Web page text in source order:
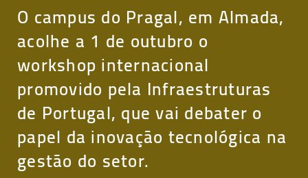
O campus do Pragal, em Almada,
acolhe a 1 de outubro o
workshop internacional
promovido pela Infraestruturas
de Portugal, que vai debater o
papel da inovação tecnológica na
gestão do setor.